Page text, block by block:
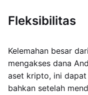
Fleksibilitas
Kelemahan besar
mengakses dana
aset kripto, ini
bahkan setelah